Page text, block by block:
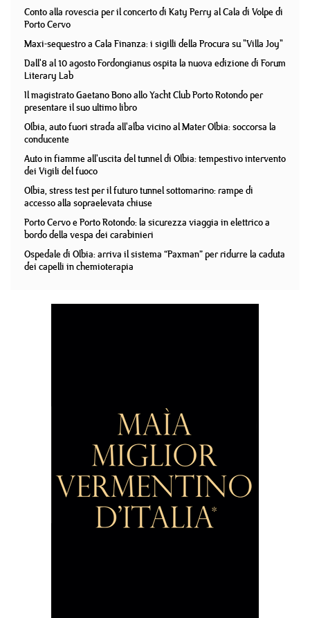
Conto alla rovescia per il concerto di Katy Perry al Cala di Volpe di
Porto Cervo
Maxi-sequestro a Cala Finanza: i sigilli della Procura su "Villa Joy"
Dall'8 al 10 agosto Fordongianus ospita la nuova edizione di Forum
Literary Lab
Il magistrato Gaetano Bono allo Yacht Club Porto Rotondo per
presentare il suo ultimo libro
Olbia, auto fuori strada all'alba vicino al Mater Olbia: soccorsa la
conducente
Auto in fiamme all'uscita del tunnel di Olbia: tempestivo intervento
dei Vigili del fuoco
Olbia, stress test per il futuro tunnel sottomarino: rampe di
accesso alla sopraelevata chiuse
Porto Cervo e Porto Rotondo: la sicurezza viaggia in elettrico a
bordo della vespa dei carabinieri
Ospedale di Olbia: arriva il sistema “Paxman” per ridurre la caduta
dei capelli in chemioterapia